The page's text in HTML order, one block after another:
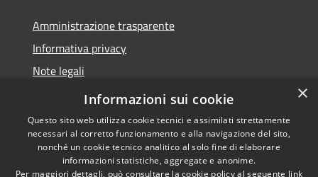
Amministrazione trasparente
Informativa privacy
Note legali
Dichiarazione di accessibilità
Copyright © 2026 • Comune di
×
Informazioni sui cookie
Questo sito web utilizza cookie tecnici e assimilati strettamente
necessari al corretto funzionamento e alla navigazione del sito,
nonché un cookie tecnico analitico al solo fine di elaborare
informazioni statistiche, aggregate e anonime.
Per maggiori dettagli, può consultare la cookie policy al seguente link